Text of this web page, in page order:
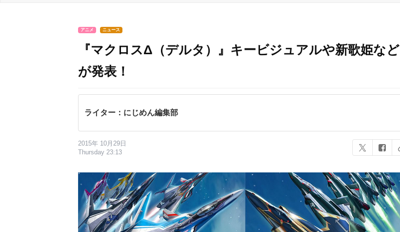
アニメ ニュース
『マクロスΔ（デルタ）』キービジュアルや新歌姫など
が発表！
ライター：にじめん編集部
2015年 10月29日
Thursday 23:13